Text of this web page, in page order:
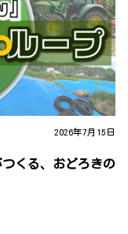
2026年7月15日
くる、おどろきの